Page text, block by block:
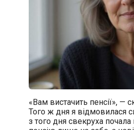
«Вам вистачить пенсії», —
Того ж дня я відмовилася
з того дня свекруха почала